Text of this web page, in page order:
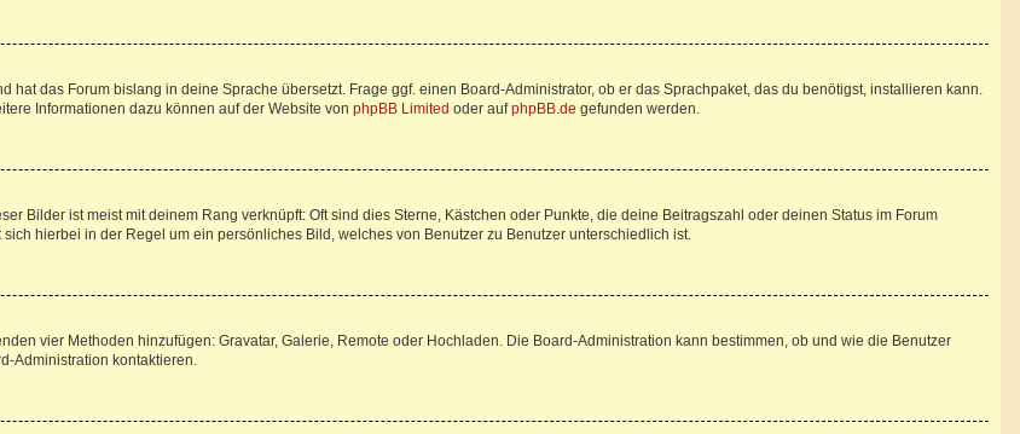
das Forum bislang in deine Sprache übersetzt. Frage ggf. einen Board-Administrator, ob er das Sprachpaket, das du benötigst, installieren kann.
Informationen dazu können auf der Website von phpBB Limited oder aufphpBB.de gefunden werden.
Bilder ist meist mit deinem Rang verknüpft: Oft sind dies Sterne, Kästchen oder Punkte, die deine Beitragszahl oder deinen Status im Forum
hierbei in der Regel um ein persönliches Bild, welches von Benutzer zu Benutzer unterschiedlich ist.
vier Methoden hinzufügen: Gravatar, Galerie, Remote oder Hochladen. Die Board-Administration kann bestimmen, ob und wie die Benutzer
Administration kontaktieren.